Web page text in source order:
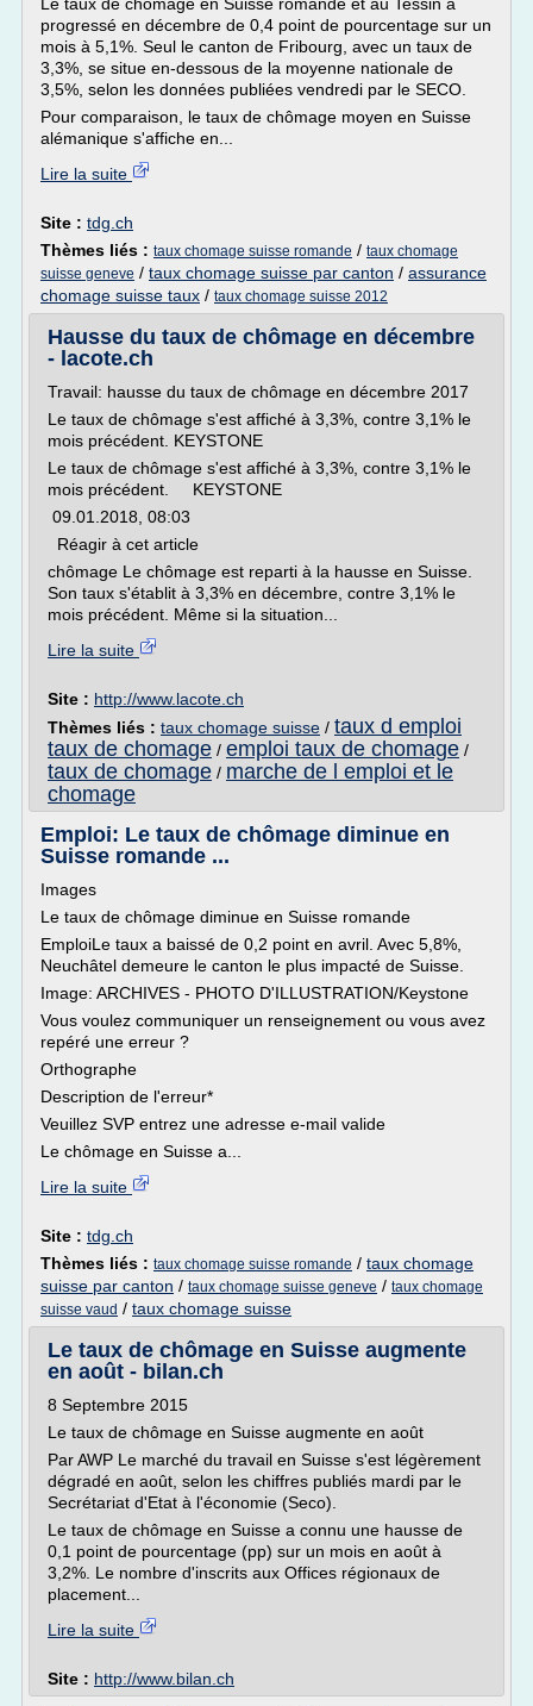
progressé en décembre de 0,4 point de pourcentage sur un
mois à 5,1%. Seul le canton de Fribourg, avec un taux de
3,3%, se situe en-dessous de la moyenne nationale de
3,5%, selon les données publiées vendredi par le SECO.
Pour comparaison, le taux de chômage moyen en Suisse
alémanique s'affiche en...
Lire la suite
Site : tdg.ch
Thèmes liés : taux chomage suisse romande / taux chomage
suisse geneve / taux chomage suisse par canton / assurance
chomage suisse taux / taux chomage suisse 2012
Hausse du taux de chômage en décembre
- lacote.ch
Travail: hausse du taux de chômage en décembre 2017
Le taux de chômage s'est affiché à 3,3%, contre 3,1% le
mois précédent. KEYSTONE
Le taux de chômage s'est affiché à 3,3%, contre 3,1% le
mois précédent. KEYSTONE
09.01.2018, 08:03
Réagir à cet article
chômage Le chômage est reparti à la hausse en Suisse.
Son taux s'établit à 3,3% en décembre, contre 3,1% le
mois précédent. Même si la situation...
Lire la suite
Site : http://www.lacote.ch
Thèmes liés : taux chomage suisse / taux d emploi
taux de chomage / emploi taux de chomage /
taux de chomage / marche de l emploi et le
chomage
Emploi: Le taux de chômage diminue en
Suisse romande ...
Images
Le taux de chômage diminue en Suisse romande
EmploiLe taux a baissé de 0,2 point en avril. Avec 5,8%,
Neuchâtel demeure le canton le plus impacté de Suisse.
Image: ARCHIVES - PHOTO D'ILLUSTRATION/Keystone
Vous voulez communiquer un renseignement ou vous avez
repéré une erreur ?
Orthographe
Description de l'erreur*
Veuillez SVP entrez une adresse e-mail valide
Le chômage en Suisse a...
Lire la suite
Site : tdg.ch
Thèmes liés : taux chomage suisse romande / taux chomage
suisse par canton / taux chomage suisse geneve / taux chomage
suisse vaud / taux chomage suisse
Le taux de chômage en Suisse augmente
en août - bilan.ch
8 Septembre 2015
Le taux de chômage en Suisse augmente en août
Par AWP Le marché du travail en Suisse s'est légèrement
dégradé en août, selon les chiffres publiés mardi par le
Secrétariat d'Etat à l'économie (Seco).
Le taux de chômage en Suisse a connu une hausse de
0,1 point de pourcentage (pp) sur un mois en août à
3,2%. Le nombre d'inscrits aux Offices régionaux de
placement...
Lire la suite
Site : http://www.bilan.ch